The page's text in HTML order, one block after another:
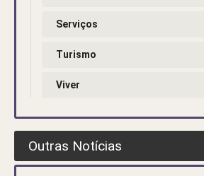
Serviços
Turismo
Viver
Outras Notícias